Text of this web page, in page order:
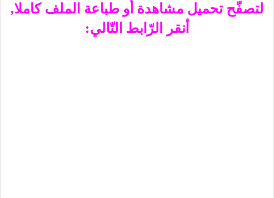
لتصفّح تحميل مشاهدة أو طباعة الملف كاملا,
أنقر الرّابط التّالي: